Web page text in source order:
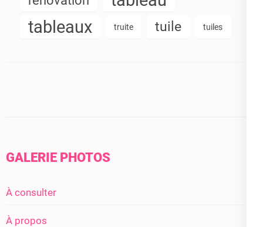
tableaux
truite tuile tuiles
GALERIE PHOTOS
À consulter
À propos